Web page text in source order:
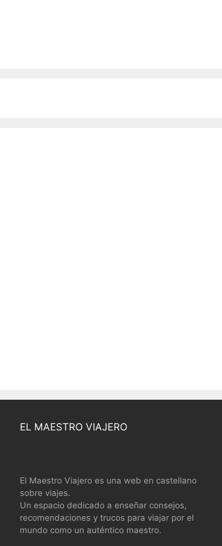
EL MAESTRO VIAJERO
El Maestro Viajero es una web en castellano
sobre viajes.
Un espacio dedicado a enseñar consejos,
recomendaciones y trucos para viajar por el
mundo como un auténtico maestro.